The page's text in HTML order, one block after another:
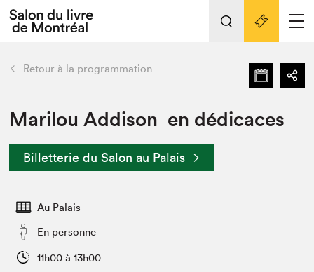
Espace exposant⋅e⋅s
L'événement
Préparer sa visite au Salon
Actualités
SLM PRO
retour Nos activités
Préparer sa visite
Salon dans la ville et en ligne
Projets partenaires
Liens pratiques
Retour à la programmation
Marilou Addison en dédicaces
Billetterie du Salon au Palais
Au Palais
En personne
11h00 à 13h00